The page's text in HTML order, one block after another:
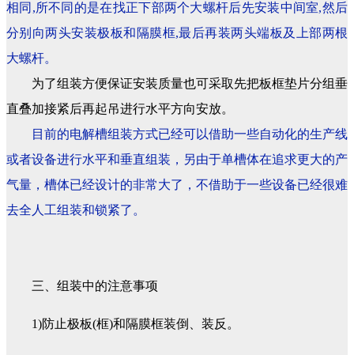
相同,所不同的是在找正下部两个大螺杆后先安装中间室,然后
分别向两头安装极板和隔膜框,最后再装两头端板及上部两根
大螺杆。
为了组装方便保证安装质量也可采取先把板框垫片分组垂
直叠加接紧后再起吊进行水平方向安放。
目前的电解槽组装方式已经可以借助一些自动化的生产线
或者设备进行水平和垂直组装，另由于单槽体在追求更大的产
气量，槽体已经设计的非常大了，不借助于一些设备已经很难
去全人工组装和锁紧了。
三、组装中的注意事项
1)防止极板(框)和隔膜框装倒、装反。